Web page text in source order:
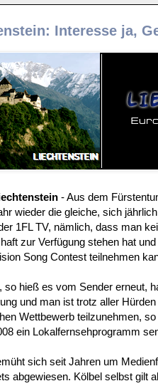
Interesse ja,
- Aus dem
wieder die gleiche, sich
1FL TV, nämlich, dass man
zur Verfügung stehen hat
Song Contest teilnehmen
so hieß es vom Sender erneut,
und man ist trotz aller
Wettbewerb teilzunehmen,
ein Lokalfernsehprogramm
sich seit Jahren um
abgewiesen. Kölbel selbst gilt